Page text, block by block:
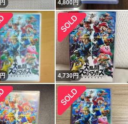
円 4,800円
円 4,730円